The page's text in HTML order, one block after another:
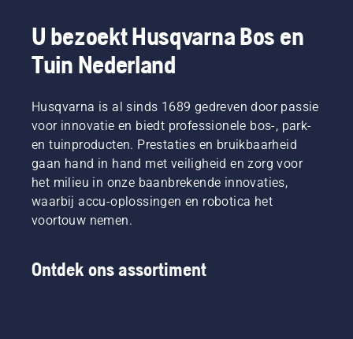
Husqvarna
T540
XP®
zijn
u beslist
zaag het
beste bij
u past.
De
antwoorden
helpen u
kiezen
van de
juiste
maat en
het juiste
type
kettingzaag.
U bezoekt Husqvarna Bos en
Tuin Nederland
Husqvarna is al sinds 1689 gedreven door passie
voor innovatie en biedt professionele bos-, park-
en tuinproducten. Prestaties en bruikbaarheid
gaan hand in hand met veiligheid en zorg voor
het milieu in onze baanbrekende innovaties,
waarbij accu-oplossingen en robotica het
voortouw nemen.
Ontdek ons assortiment